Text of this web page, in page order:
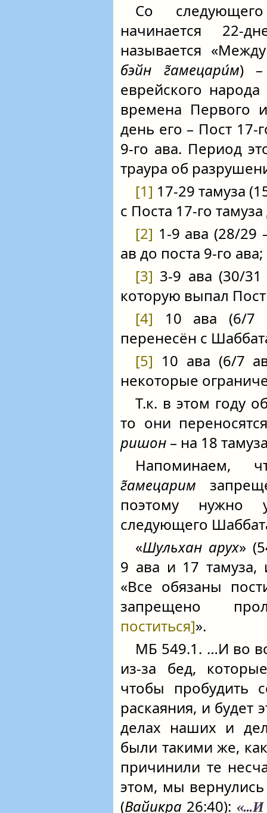
Со
начинается 22-
называется
бэйн г̃амецари́м) –
еврейского
времена Первого
день его – Пост
9‑го ава. Период
траура об
[1] 17-29 тамуза
с Поста 17‑го
[2] 1-9 ава (28/29
ав до поста 9‑го ава;
[3] 3-9 ава (30/31
которую выпал Пост
[4] 10 ава (6/7
перенесён с
[5] 10 ава (6/7
некоторые
Т.к. в этом году
то они
ришон – на 18
г̃амецарим
поэтому нужно
следующего
«Шульхан арух»
9 ава и 17
«Все обязаны
запрещено
поститься]».
МБ 549.1. …И во
из-за бед,
чтобы пробудить
раскаяния, и
делах наших и
были такими же,
причинили те
этом, мы
(Вайикра 26:40): «...И